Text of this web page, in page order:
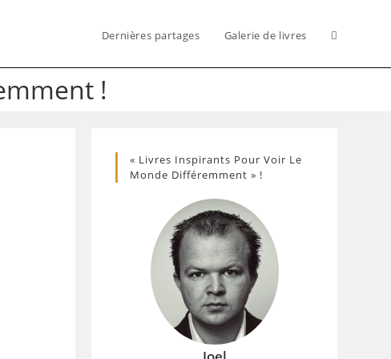
Dernières partages Galerie de livres Toggle
!
« Livres Inspirants Pour Voir Le
Monde Différemment » !